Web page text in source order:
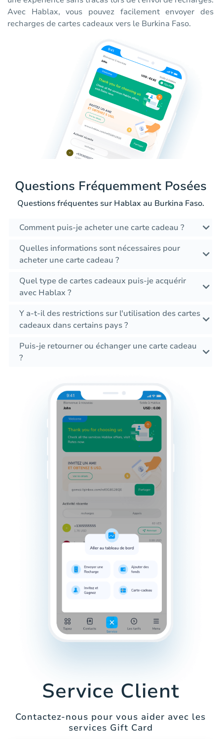
Avec Hablax, vous pouvez facilement envoyer des
recharges de cartes cadeaux vers le Burkina Faso.
Questions Fréquemment Posées
Questions fréquentes sur Hablax au Burkina Faso.
Comment puis-je acheter une carte cadeau ?
Quelles informations sont nécessaires pour
acheter une carte cadeau ?
Quel type de cartes cadeaux puis-je acquérir
avec Hablax ?
Y a-t-il des restrictions sur l'utilisation des cartes
cadeaux dans certains pays ?
Puis-je retourner ou échanger une carte cadeau
?
Service Client
Contactez-nous pour vous aider avec les
services Gift Card